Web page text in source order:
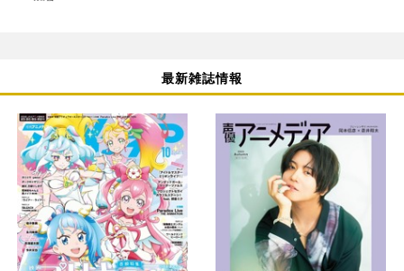
最新雑誌情報